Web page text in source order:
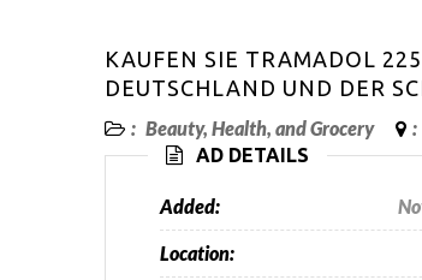
KAUFEN SIE TRAMADOL
DEUTSCHLAND UND DER
: Beauty, Health, and Grocery :
AD DETAILS
Added:
Location: